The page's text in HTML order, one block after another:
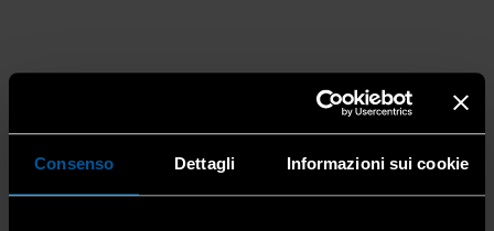
Consenso Dettagli Informazioni sui cookie